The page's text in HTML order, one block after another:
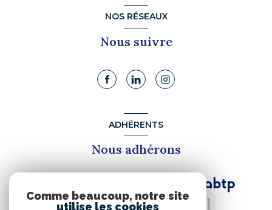
NOS RÉSEAUX
Nous suivre
ADHÉRENTS
Nous adhérons
Comme beaucoup, notre site
utilise les cookies